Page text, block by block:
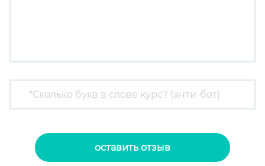
оставить отзыв